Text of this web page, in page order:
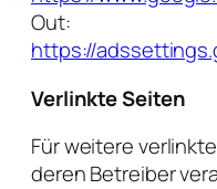
Out:
https://
Verlinkte Seiten
Für weitere
deren Betreiber